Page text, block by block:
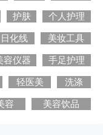
护肤 个人护理
日化线 美妆工具
容仪器 手足护理
轻医美 洗涤
容 美容饮品